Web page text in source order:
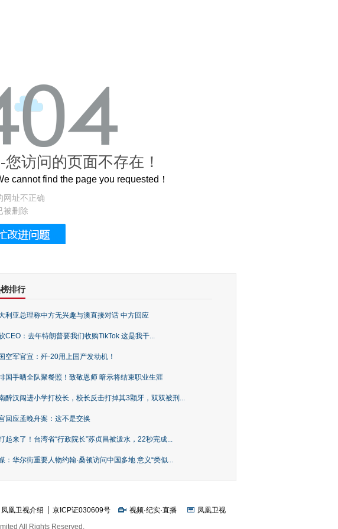
岁的紫禁城
您访问的页面不存在！
cannot find the page you requested！
网址不正确
被删除
排行
利亚总理称中方无兴趣与澳直接对话 中方回应
CEO：去年特朗普要我们收购TikTok 这是我干...
空军官宣：歼-20用上国产发动机！
国手晒全队聚餐照！致敬恩师 暗示将结束职业生涯
醉汉闯进小学打校长，校长反击打掉其3颗牙，双双被刑...
回应孟晚舟案：这不是交换
起来了！台湾省“行政院长”苏贞昌被泼水，22秒完成...
：华尔街重要人物约翰·桑顿访问中国多地 意义“类似...
凤凰卫视介绍 京ICP证030609号 视频·纪实·直播
凤凰卫视
All Rights Reserved.